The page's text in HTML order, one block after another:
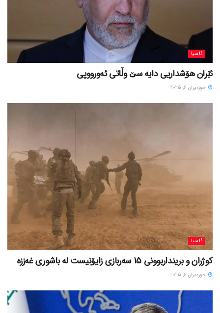
ئاسیا
ئێران هۆشداریی دایە سێ وڵاتی ئەورووپی
حوزه‌یران 6, 2025
ئاسیا
کوژران و برینداربوونی 15 سەربازی زایۆنیست لە باشوری غەززە
حوزه‌یران 6, 2025